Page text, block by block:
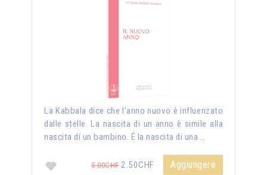
La Kabbala dice che l'anno nuovo è influenzato
dalle stelle. La nascita di un anno è simile alla
nascita di un bambino. É la nascita di una …
5.00CHF2.50CHF Aggiungere